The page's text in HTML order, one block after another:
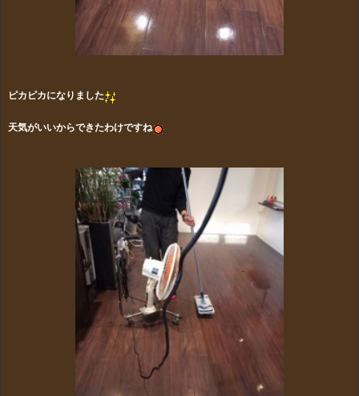
ピカピカになりました
天気がいいからできたわけですね